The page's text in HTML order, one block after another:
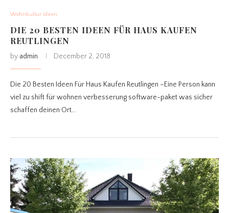
Wohnkultur ideen
DIE 20 BESTEN IDEEN FÜR HAUS KAUFEN
REUTLINGEN
by admin December 2, 2018
Die 20 Besten Ideen Für Haus Kaufen Reutlingen –Eine Person kann
viel zu shift für wohnen verbesserung software-paket was sicher
schaffen deinen Ort…